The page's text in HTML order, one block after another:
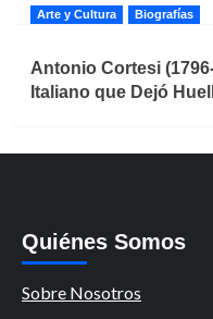
Arte y Cultura Biografías
Antonio Cortesi
Italiano que Dejó
Quiénes Somos
Sobre Nosotros